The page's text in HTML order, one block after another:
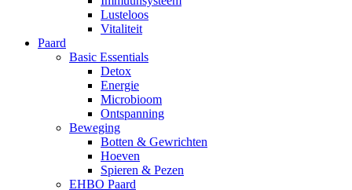
Lusteloos
Vitaliteit
Paard
Basic Essentials
Detox
Energie
Microbioom
Ontspanning
Beweging
Botten & Gewrichten
Hoeven
Spieren & Pezen
EHBO Paard